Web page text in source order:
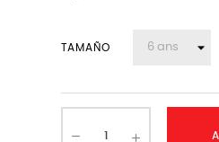
TAMAÑO